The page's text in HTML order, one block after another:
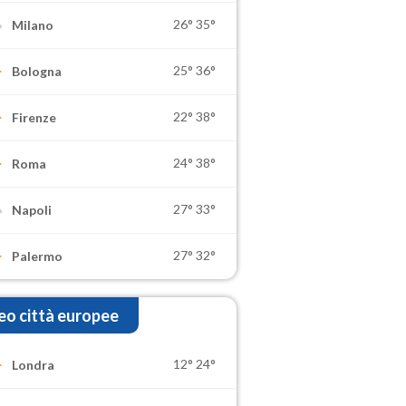
Milano 26° 35°
Bologna 25° 36°
Firenze 22° 38°
Roma 24° 38°
Napoli 27° 33°
Palermo 27° 32°
città europee
Londra 12° 24°